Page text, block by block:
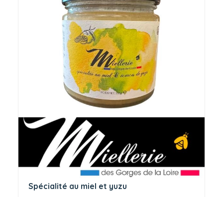
Spécialité au miel et yuzu